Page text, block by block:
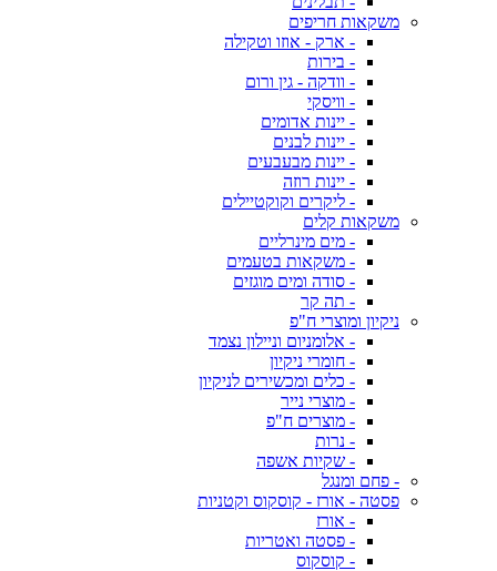
משקאות חריפים
- ארק - אוזו וטקילה
- בירות
- וודקה - גין ורום
- וויסקי
- יינות אדומים
- יינות לבנים
- יינות מבעבעים
- יינות רוזה
- ליקרים וקוקטיילים
משקאות קלים
- מים מינרליים
- משקאות בטעמים
- סודה ומים מוגזים
- תה קר
ניקיון ומוצרי ח"פ
- אלומניום וניילון נצמד
- חומרי ניקיון
- כלים ומכשירים לניקיון
- מוצרי נייר
- מוצרים ח"פ
- נרות
- שקיות אשפה
- פחם ומנגל
פסטה - אורז - קוסקוס וקטניות
- אורז
- פסטה ואטריות
- קוסקוס